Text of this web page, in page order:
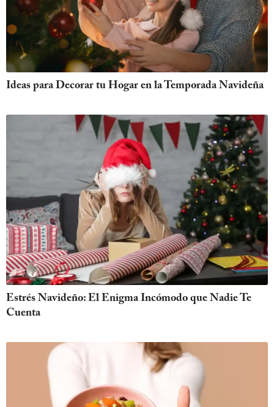
Ideas para Decorar tu Hogar en la Temporada Navideña
Estrés Navideño: El Enigma Incómodo que Nadie Te
Cuenta